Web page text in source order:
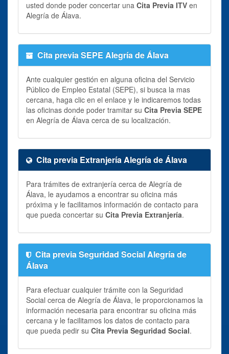
usted donde poder concertar una Cita Previa ITV en
Alegría de Álava.
Cita previa SEPE Alegría de Álava
Ante cualquier gestión en alguna oficina del Servicio
Público de Empleo Estatal (SEPE), si busca la mas
cercana, haga clic en el enlace y le indicaremos todas
las oficinas donde poder tramitar su Cita Previa SEPE
en Alegría de Álava cerca de su localización.
Cita previa Extranjería Alegría de Álava
Para trámites de extranjería cerca de Alegría de
Álava, le ayudamos a encontrar su oficina más
próxima y le facilitamos información de contacto para
que pueda concertar su Cita Previa Extranjería.
Cita previa Seguridad Social Alegría de
Álava
Para efectuar cualquier trámite con la Seguridad
Social cerca de Alegría de Álava, le proporcionamos la
información necesaria para encontrar su oficina más
cercana y le facilitamos los datos de contacto para
que pueda pedir su Cita Previa Seguridad Social.